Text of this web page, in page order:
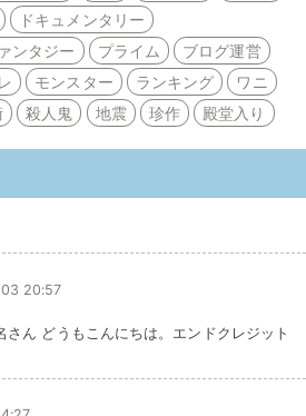
ドキュメンタリー
ンタジー プライム
ブログ運営
モンスター ランキング
ワニ
殺人鬼 地震 珍作 殿堂入り
20:57
ん どうもこんにちは。エンドクレジット